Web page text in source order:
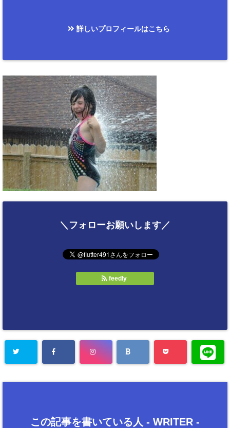
詳しいプロフィールはこちら
＼フォローお願いします／
feedly
この記事を書いている人 - WRITER -